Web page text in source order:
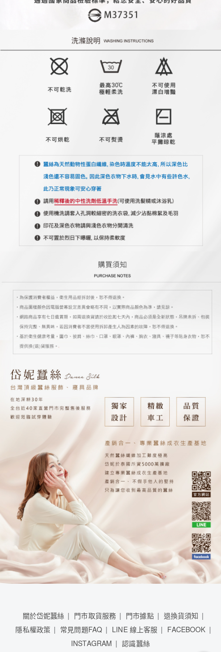
關於岱妮蠶絲 門市取貨服務 門市據點
退換貨須知
隱私權政策
常見問題FAQ LINE 線上客服
FACEBOOK
INSTAGRAM
認識蠶絲